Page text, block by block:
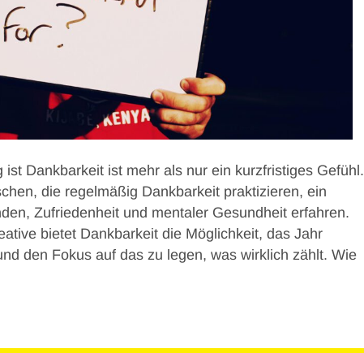
ist Dankbarkeit ist mehr als nur ein kurzfristiges Gefühl.
die regelmäßig Dankbarkeit praktizieren, ein
Zufriedenheit und mentaler Gesundheit erfahren.
bietet Dankbarkeit die Möglichkeit, das Jahr
den Fokus auf das zu legen, was wirklich zählt. Wie